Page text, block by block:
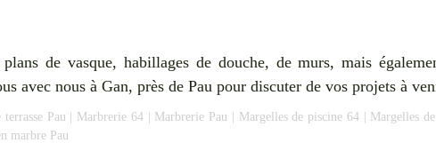
de vasque, habillages de douche, de murs, mais
avec nous à Gan, près de Pau pour discuter de vos projets à
terrasse Pau | Marbrerie 64| Marbrerie Pau | Margelles de piscine 64| Margelles
marbre Pau